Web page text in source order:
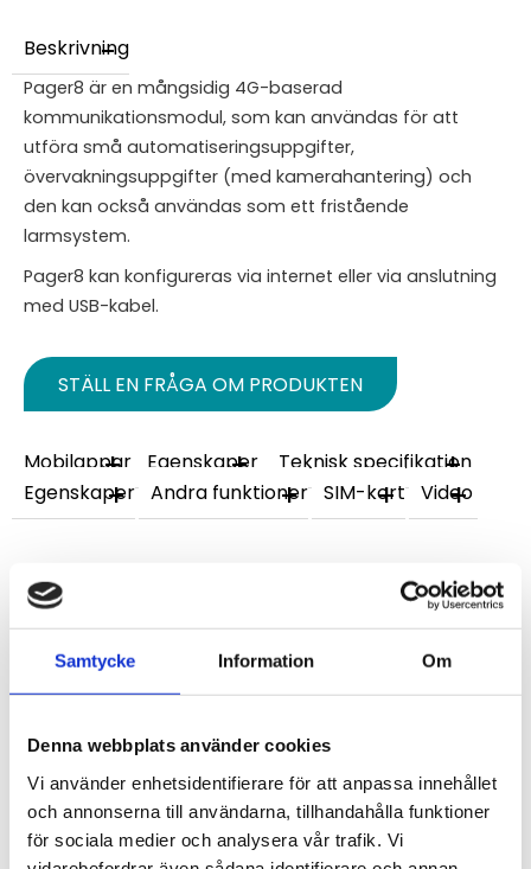
Samtycke Information Om
Denna webbplats använder cookies
Vi använder enhetsidentifierare för att anpassa innehållet
och annonserna till användarna, tillhandahålla funktioner
för sociala medier och analysera vår trafik. Vi
Beskrivning
Pager8 är en mångsidig 4G-baserad
kommunikationsmodul, som kan användas för att
utföra små automatiseringsuppgifter,
övervakningsuppgifter (med kamerahantering) och
den kan också användas som ett fristående
larmsystem.
Pager8 kan konfigureras via internet eller via anslutning
med USB-kabel.
STÄLL EN FRÅGA OM PRODUKTEN
Mobilappar Egenskaper
Teknisk specifikation
Egenskaper Andra funktioner SIM-kort Video
Omdömen
Du
Bli den första att lämna ett omdöme.